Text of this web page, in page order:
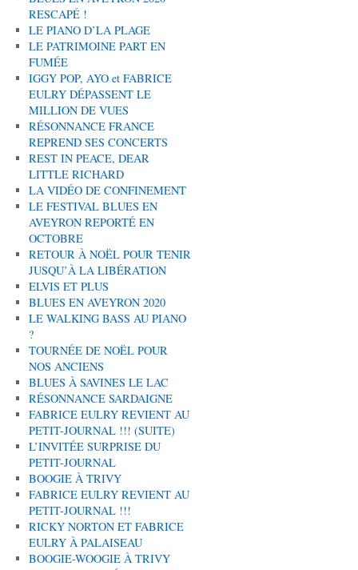
RESCAPÉ !
LE PIANO D’LA PLAGE
LE PATRIMOINE PART EN
FUMÉE
IGGY POP, AYO et FABRICE
EULRY DÉPASSENT LE
MILLION DE VUES
RÉSONNANCE FRANCE
REPREND SES CONCERTS
REST IN PEACE, DEAR
LITTLE RICHARD
LA VIDÉO DE CONFINEMENT
LE FESTIVAL BLUES EN
AVEYRON REPORTÉ EN
OCTOBRE
RETOUR À NOËL POUR TENIR
JUSQU’À LA LIBÉRATION
ELVIS ET PLUS
BLUES EN AVEYRON 2020
LE WALKING BASS AU PIANO
?
TOURNÉE DE NOËL POUR
NOS ANCIENS
BLUES À SAVINES LE LAC
RÉSONNANCE SARDAIGNE
FABRICE EULRY REVIENT AU
PETIT-JOURNAL !!! (SUITE)
L’INVITÉE SURPRISE DU
PETIT-JOURNAL
BOOGIE À TRIVY
FABRICE EULRY REVIENT AU
PETIT-JOURNAL !!!
RICKY NORTON ET FABRICE
EULRY À PALAISEAU
BOOGIE-WOOGIE À TRIVY